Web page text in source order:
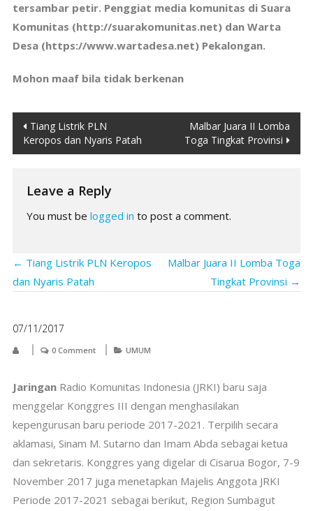
tersambar petir. Penggiat media komunitas di Suara
Komunitas (http://suarakomunitas.net) dan Warta
Desa (https://www.wartadesa.net) Pekalongan.
Mohon maaf bila tidak berkenan
Post
navigation
Tiang Listrik PLN
Keropos dan Nyaris Patah
Malbar Juara II Lomba
Toga Tingkat Provinsi
Leave a Reply
You must be logged in to post a comment.
← Tiang Listrik PLN Keropos
dan Nyaris Patah
Malbar Juara II Lomba Toga
Tingkat Provinsi →
07/11/2017
0 Comment UMUM
JaringanRadio Komunitas Indonesia (JRKI) baru saja
menggelar Konggres III dengan menghasilakan
kepengurusan baru periode 2017-2021. Terpilih secara
aklamasi, Sinam M. Sutarno dan Imam Abda sebagai ketua
dan sekretaris. Konggres yang digelar di Cisarua Bogor, 7-9
November 2017 juga menetapkan Majelis Anggota JRKI
Periode 2017-2021 sebagai berikut, Region Sumbagut